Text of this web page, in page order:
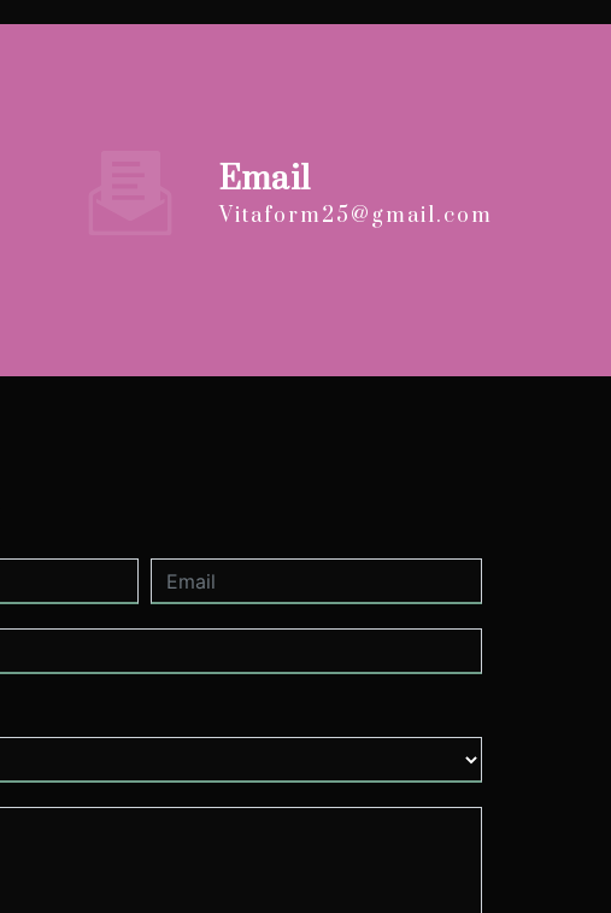
Email
vitaform25@gmail.com